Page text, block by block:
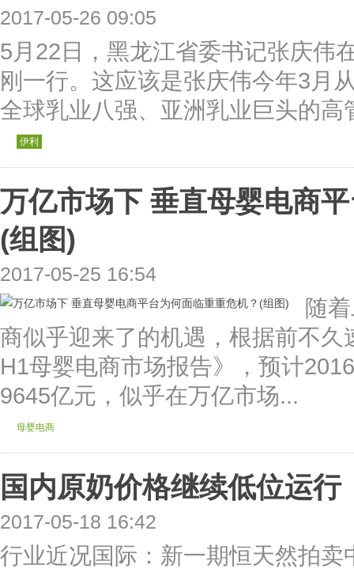
2017-05-26 09:05
5月22日，黑龙江省委书记张庆伟
刚一行。这应该是张庆伟今年3月
全球乳业八强、亚洲乳业巨头的
伊利
万亿市场下 垂直母婴电商
(组图)
2017-05-25 16:54
随
商似乎迎来了的机遇，根据前不
H1母婴电商市场报告》，预计
9645亿元，似乎在万亿市场...
母婴电商
国内原奶价格继续低位运行
2017-05-18 16:42
行业近况国际：新一期恒天然拍